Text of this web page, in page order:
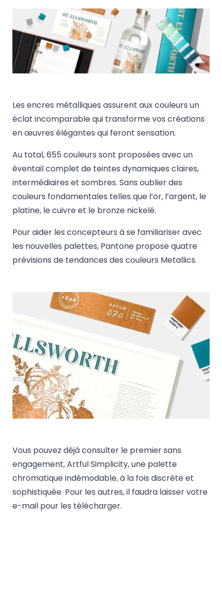
Les encres métalliques assurent aux couleurs un
éclat incomparable qui transforme vos créations
en œuvres élégantes qui feront sensation.
Au total, 655 couleurs sont proposées avec un
éventail complet de teintes dynamiques claires,
intermédiaires et sombres. Sans oublier des
couleurs fondamentales telles que l’or, l’argent, le
platine, le cuivre et le bronze nickelé.
Pour aider les concepteurs à se familiariser avec
les nouvelles palettes, Pantone propose quatre
prévisions de tendances des couleurs Metallics.
Vous pouvez déjà consulter le premier sans
engagement, Artful Simplicity, une palette
chromatique indémodable, à la fois discrète et
sophistiquée. Pour les autres, il faudra laisser votre
e-mail pour les télécharger.